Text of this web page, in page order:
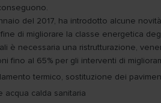
del 2017, ha introdotto alcune
di migliorare la classe energetica
è necessaria una ristrutturazione,
fino al 65% per gli interventi di
termico, sostituzione dei
acqua calda sanitaria